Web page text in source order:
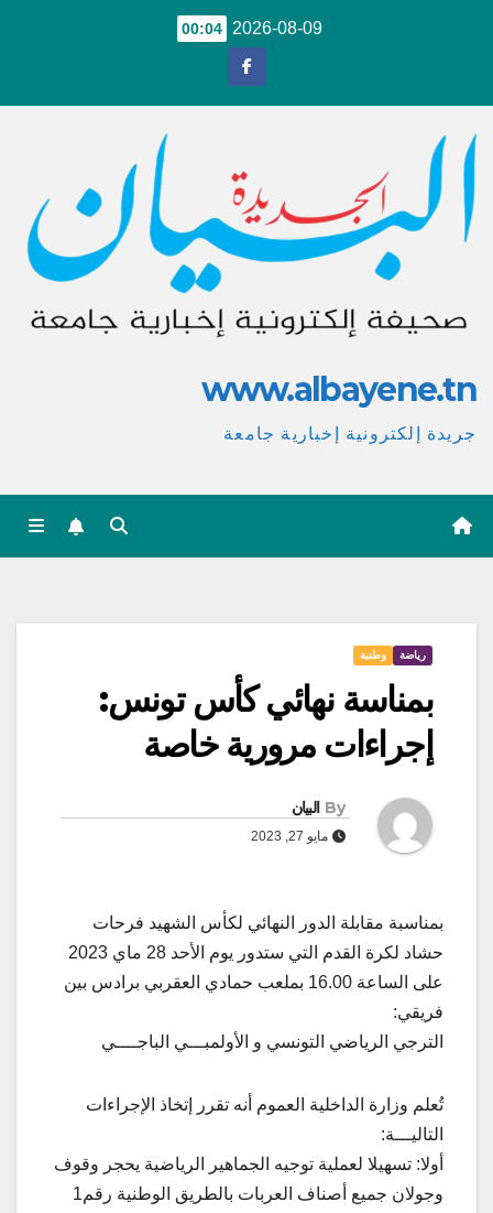
2026-08-09
00:04
www.albayene.tn
جريدة إلكترونية إخبارية جامعة
رياضة وطنية
بمناسة نهائي كأس تونس:
إجراءات مرورية خاصة
By البيان
مايو 27, 2023
بمناسبة مقابلة الدور النهائي لكأس الشهيد فرحات
حشاد لكرة القدم التي ستدور يوم الأحد 28 ماي 2023
على الساعة 16.00 بملعب حمادي العقربي برادس بين
فريقي:
الترجي الرياضي التونسي و الأولمبـــي الباجــــي
تُعلم وزارة الداخلية العموم أنه تقرر إتخاذ الإجراءات
التاليـــة:
أولا: تسهيلا لعملية توجيه الجماهير الرياضية يحجر وقوف
وجولان جميع أصناف العربات بالطريق الوطنية رقم1